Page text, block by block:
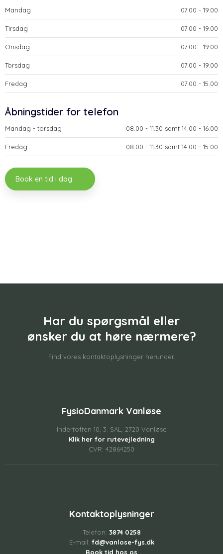
Mandag ​07.00 - 19.00​
Tirsdag ​07.00 - 19.00​
Onsdag ​07.00 - 19.00​
Torsdag ​07.00 - 19.00​
Fredag ​07.00 - 15.00​
​Åbningstider for telefon
Mandag - torsdag​ ​08.00 - 11.30 samt 14.00 - 16.00​
Fredag ​08.00 - 11.30 samt 14.00 - 15.00
Book en tid i dag
Har du spørgsmål eller
​ønsker du at høre nærmere?
Find vores kontaktoplysninger herunder.
FysioDanmark Vanløse
Indertoften 10, 3. SAL, 2720 Vanløse
Klik her for rutevejledning
CVR: 42864250
Kontaktoplysninger
Telefon: 3874 0258
E-mail: fd@vanlose-fys.dk
Book tid hos os